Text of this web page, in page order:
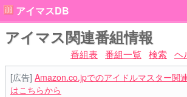
アイマスDB
アイマス関連番組情報
番組表 番組一覧 検索 ヘ
[広告] Amazon.co.jpでのアイドルマスター関
はこちらから